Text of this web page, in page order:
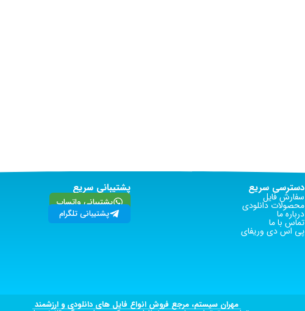
دسترسی سریع
سفارش فایل
محصولات دانلودی
درباره ما
تماس با ما
پی اس دی وریفای
پشتیبانی سریع
پشتیبانی واتساپ
پشتیبانی تلگرام
مهران سیستم، مرجع فروش انواع فایل های دانلودی و ارزشمند